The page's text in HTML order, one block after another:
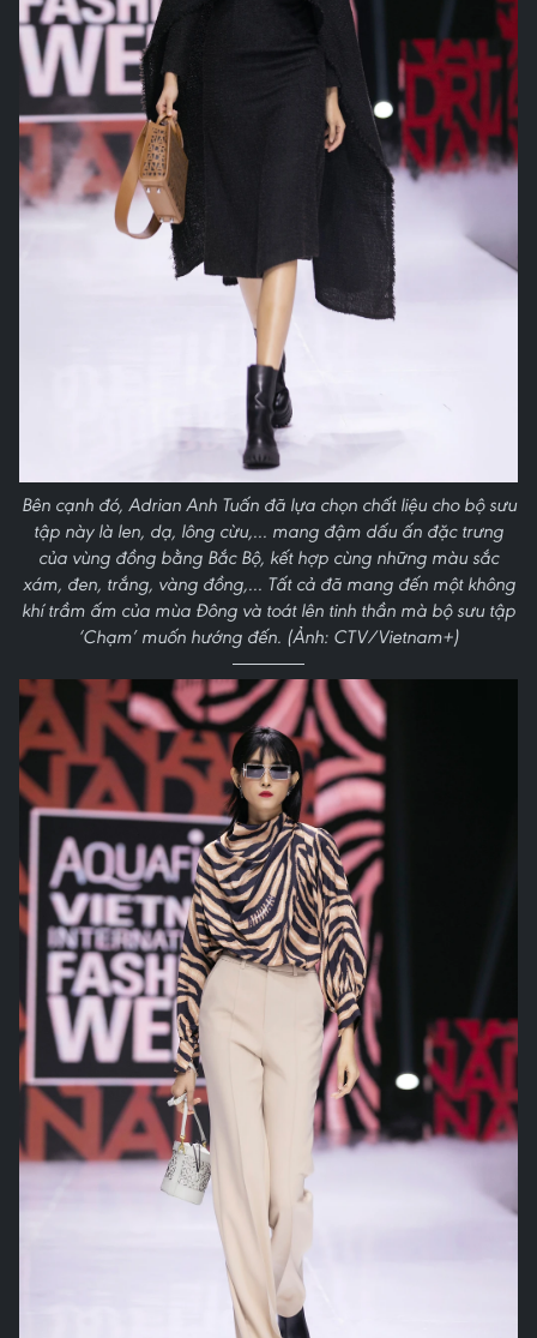
Bên cạnh đó, Adrian Anh Tuấn đã lựa chọn chất liệu cho bộ sưu
tập này là len, dạ, lông cừu,... mang đậm dấu ấn đặc trưng
của vùng đồng bằng Bắc Bộ, kết hợp cùng những màu sắc
xám, đen, trắng, vàng đồng,... Tất cả đã mang đến một không
khí trầm ấm của mùa Đông và toát lên tinh thần mà bộ sưu tập
‘Chạm’ muốn hướng đến. (Ảnh: CTV/Vietnam+)